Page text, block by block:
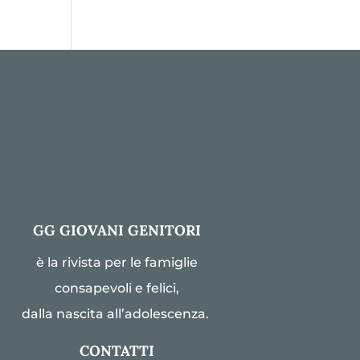
GG GIOVANI GENITORI
è la rivista per le famiglie
consapevoli e felici,
dalla nascita all’adolescenza.
CONTATTI